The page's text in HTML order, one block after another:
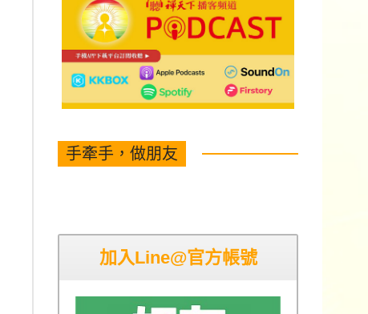
手牽手，做朋友
加入Line@官方帳號